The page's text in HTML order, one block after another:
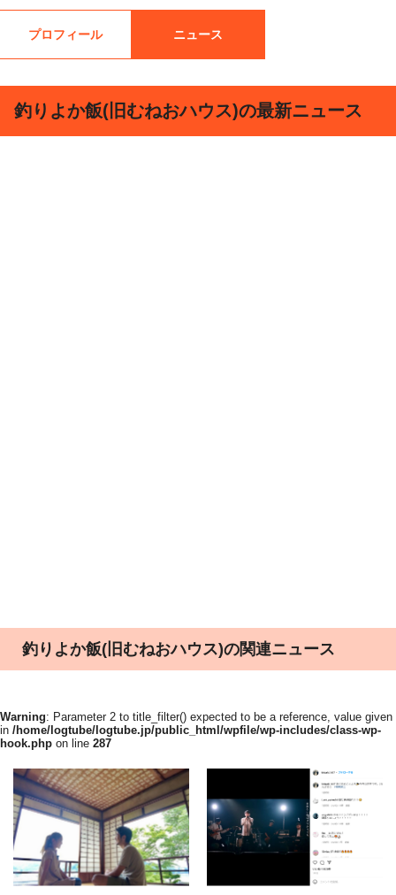
プロフィール ニュース
釣りよか飯(旧むねおハウス)の最新ニュース
釣りよか飯(旧むねおハウス)の関連ニュース
Warning: Parameter 2 to title_filter() expected to be a reference, value given
in /home/logtube/logtube.jp/public_html/wpfile/wp-includes/class-wp-
hook.php on line 287